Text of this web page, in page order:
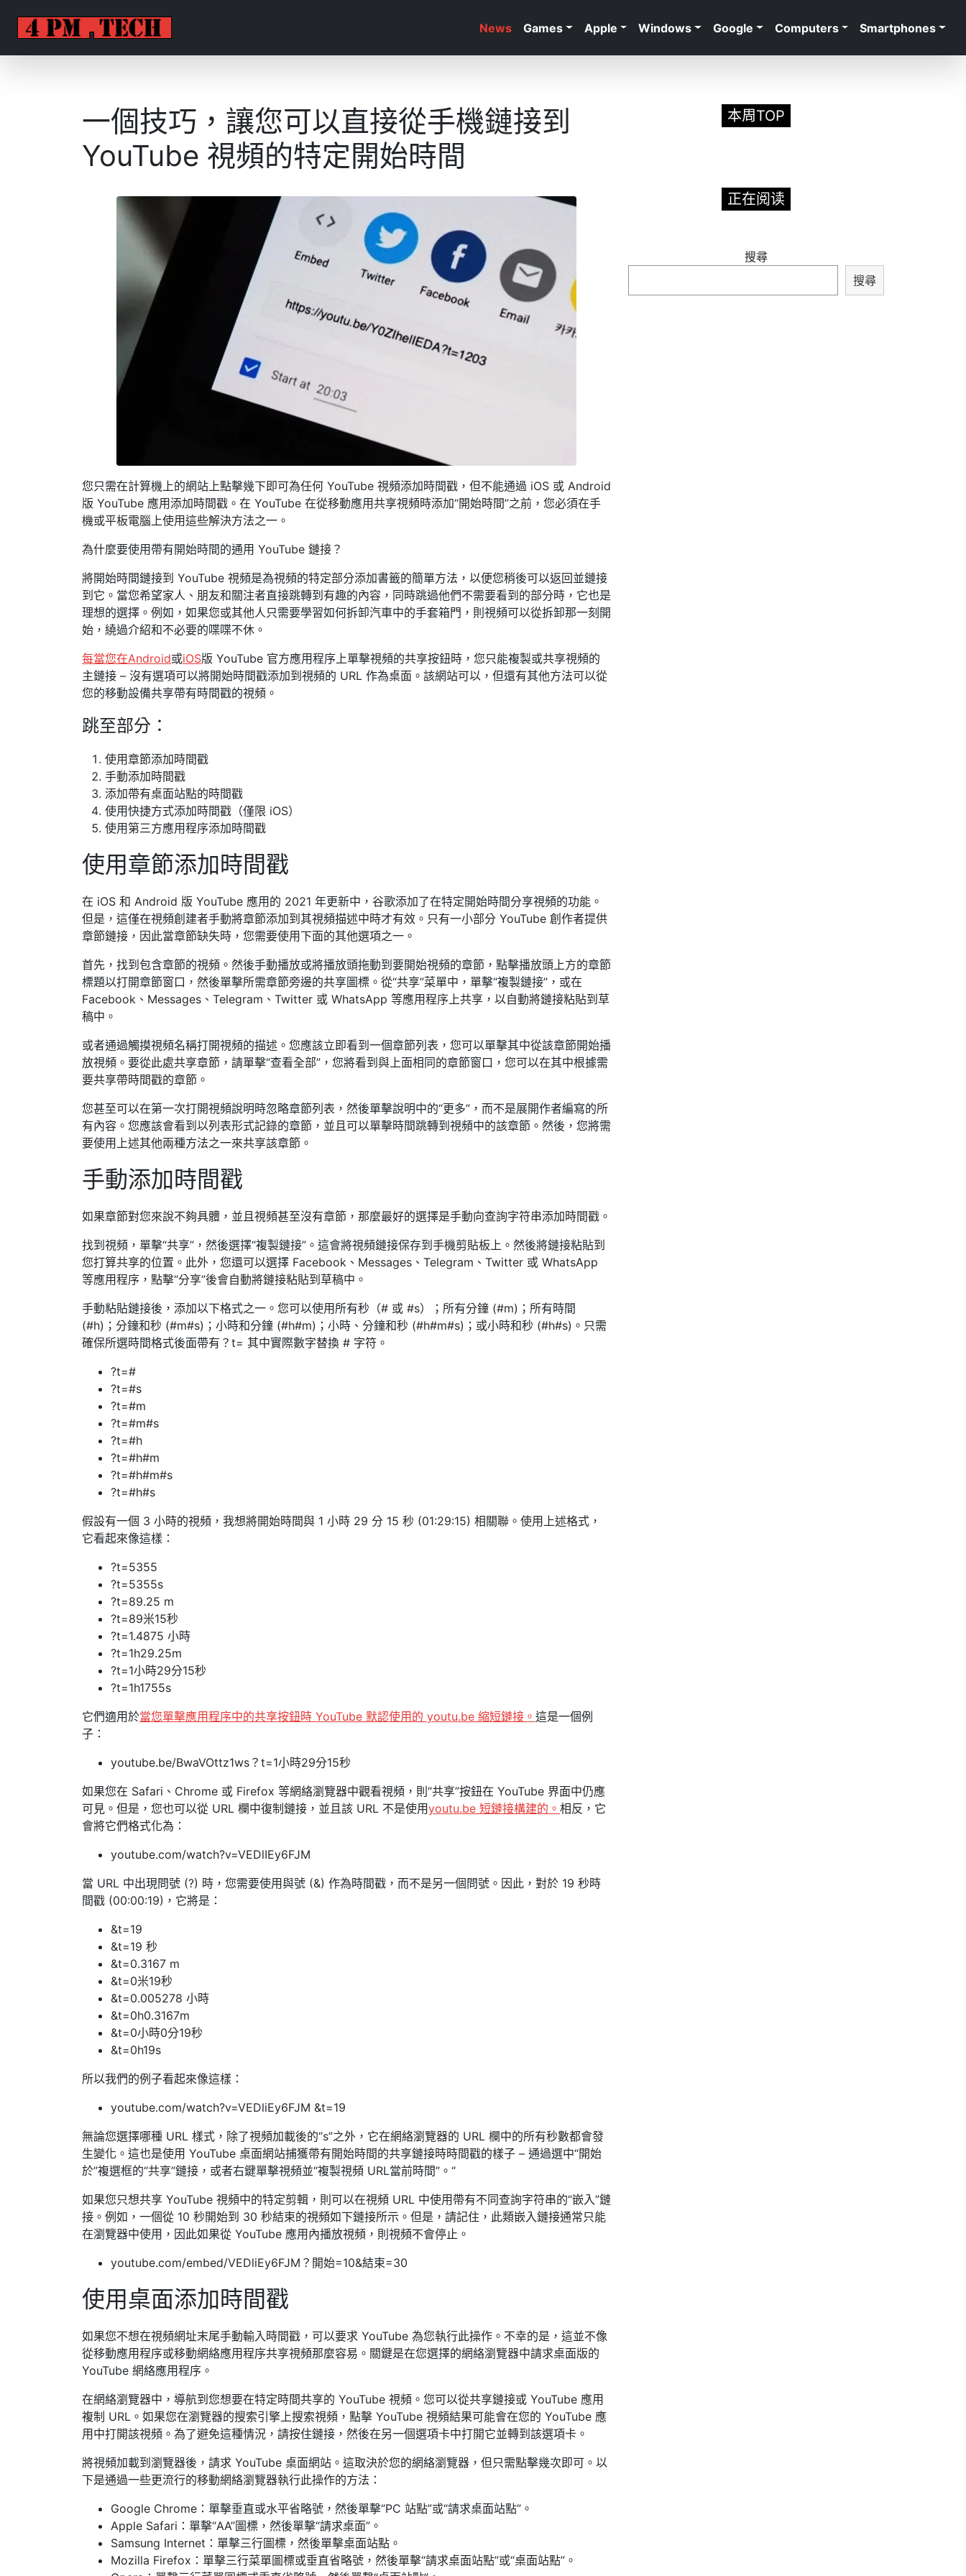
News Games Apple Windows Google Computers Smartphones
一個技巧，讓您可以直接從手機鏈接到
YouTube 視頻的特定開始時間
您只需在計算機上的網站上點擊幾下即可為任何 YouTube 視頻添加時間戳，但不能通過 iOS 或 Android
版 YouTube 應用添加時間戳。在 YouTube 在從移動應用共享視頻時添加“開始時間”之前，您必須在手
機或平板電腦上使用這些解決方法之一。
為什麼要使用帶有開始時間的通用 YouTube 鏈接？
將開始時間鏈接到 YouTube 視頻是為視頻的特定部分添加書籤的簡單方法，以便您稍後可以返回並鏈接
到它。當您希望家人、朋友和關注者直接跳轉到有趣的內容，同時跳過他們不需要看到的部分時，它也是
理想的選擇。例如，如果您或其他人只需要學習如何拆卸汽車中的手套箱門，則視頻可以從拆卸那一刻開
始，繞過介紹和不必要的喋喋不休。
每當您在Android或iOS版 YouTube 官方應用程序上單擊視頻的共享按鈕時，您只能複製或共享視頻的
主鏈接 – 沒有選項可以將開始時間戳添加到視頻的 URL 作為桌面。該網站可以，但還有其他方法可以從
您的移動設備共享帶有時間戳的視頻。
跳至部分：
使用章節添加時間戳
手動添加時間戳
添加帶有桌面站點的時間戳
使用快捷方式添加時間戳（僅限 iOS）
使用第三方應用程序添加時間戳
使用章節添加時間戳
在 iOS 和 Android 版 YouTube 應用的 2021 年更新中，谷歌添加了在特定開始時間分享視頻的功能。
但是，這僅在視頻創建者手動將章節添加到其視頻描述中時才有效。只有一小部分 YouTube 創作者提供
章節鏈接，因此當章節缺失時，您需要使用下面的其他選項之一。
首先，找到包含章節的視頻。然後手動播放或將播放頭拖動到要開始視頻的章節，點擊播放頭上方的章節
標題以打開章節窗口，然後單擊所需章節旁邊的共享圖標。從“共享”菜單中，單擊“複製鏈接”，或在
Facebook、Messages、Telegram、Twitter 或 WhatsApp 等應用程序上共享，以自動將鏈接粘貼到草
稿中。
或者通過觸摸視頻名稱打開視頻的描述。您應該立即看到一個章節列表，您可以單擊其中從該章節開始播
放視頻。要從此處共享章節，請單擊“查看全部”，您將看到與上面相同的章節窗口，您可以在其中根據需
要共享帶時間戳的章節。
您甚至可以在第一次打開視頻說明時忽略章節列表，然後單擊說明中的“更多”，而不是展開作者編寫的所
有內容。您應該會看到以列表形式記錄的章節，並且可以單擊時間跳轉到視頻中的該章節。然後，您將需
要使用上述其他兩種方法之一來共享該章節。
手動添加時間戳
如果章節對您來說不夠具體，並且視頻甚至沒有章節，那麼最好的選擇是手動向查詢字符串添加時間戳。
找到視頻，單擊“共享”，然後選擇“複製鏈接”。這會將視頻鏈接保存到手機剪貼板上。然後將鏈接粘貼到
您打算共享的位置。此外，您還可以選擇 Facebook、Messages、Telegram、Twitter 或 WhatsApp
等應用程序，點擊“分享”後會自動將鏈接粘貼到草稿中。
手動粘貼鏈接後，添加以下格式之一。您可以使用所有秒（# 或 #s）；所有分鐘 (#m)；所有時間
(#h)；分鐘和秒 (#m#s)；小時和分鐘 (#h#m)；小時、分鐘和秒 (#h#m#s)；或小時和秒 (#h#s)。只需
確保所選時間格式後面帶有？t= 其中實際數字替換 # 字符。
?t=#
?t=#s
?t=#m
?t=#m#s
?t=#h
?t=#h#m
?t=#h#m#s
?t=#h#s
假設有一個 3 小時的視頻，我想將開始時間與 1 小時 29 分 15 秒 (01:29:15) 相關聯。使用上述格式，
它看起來像這樣：
?t=5355
?t=5355s
?t=89.25 m
?t=89米15秒
?t=1.4875 小時
?t=1h29.25m
?t=1小時29分15秒
?t=1h1755s
它們適用於當您單擊應用程序中的共享按鈕時 YouTube 默認使用的 youtu.be 縮短鏈接。 這是一個例
子：
youtube.be/BwaVOttz1ws？t=1小時29分15秒
如果您在 Safari、Chrome 或 Firefox 等網絡瀏覽器中觀看視頻，則“共享”按鈕在 YouTube 界面中仍應
可見。但是，您也可以從 URL 欄中復制鏈接，並且該 URL 不是使用youtu.be 短鏈接構建的。 相反，它
會將它們格式化為：
youtube.com/watch?v=VEDlIEy6FJM
當 URL 中出現問號 (?) 時，您需要使用與號 (&) 作為時間戳，而不是另一個問號。因此，對於 19 秒時
間戳 (00:00:19)，它將是：
&t=19
&t=19 秒
&t=0.3167 m
&t=0米19秒
&t=0.005278 小時
&t=0h0.3167m
&t=0小時0分19秒
&t=0h19s
所以我們的例子看起來像這樣：
youtube.com/watch?v=VEDliEy6FJM &t=19
無論您選擇哪種 URL 樣式，除了視頻加載後的“s”之外，它在網絡瀏覽器的 URL 欄中的所有秒數都會發
生變化。這也是使用 YouTube 桌面網站捕獲帶有開始時間的共享鏈接時時間戳的樣子 – 通過選中“開始
於”複選框的“共享”鏈接，或者右鍵單擊視頻並“複製視頻 URL當前時間”。“
如果您只想共享 YouTube 視頻中的特定剪輯，則可以在視頻 URL 中使用帶有不同查詢字符串的“嵌入”鏈
接。例如，一個從 10 秒開始到 30 秒結束的視頻如下鏈接所示。但是，請記住，此類嵌入鏈接通常只能
在瀏覽器中使用，因此如果從 YouTube 應用內播放視頻，則視頻不會停止。
youtube.com/embed/VEDliEy6FJM？開始=10&結束=30
使用桌面添加時間戳
如果您不想在視頻網址末尾手動輸入時間戳，可以要求 YouTube 為您執行此操作。不幸的是，這並不像
從移動應用程序或移動網絡應用程序共享視頻那麼容易。關鍵是在您選擇的網絡瀏覽器中請求桌面版的
YouTube 網絡應用程序。
在網絡瀏覽器中，導航到您想要在特定時間共享的 YouTube 視頻。您可以從共享鏈接或 YouTube 應用
複制 URL。如果您在瀏覽器的搜索引擎上搜索視頻，點擊 YouTube 視頻結果可能會在您的 YouTube 應
用中打開該視頻。為了避免這種情況，請按住鏈接，然後在另一個選項卡中打開它並轉到該選項卡。
將視頻加載到瀏覽器後，請求 YouTube 桌面網站。這取決於您的網絡瀏覽器，但只需點擊幾次即可。以
下是通過一些更流行的移動網絡瀏覽器執行此操作的方法：
Google Chrome：單擊垂直或水平省略號，然後單擊“PC 站點”或“請求桌面站點”。
Apple Safari：單擊“AA”圖標，然後單擊“請求桌面”。
Samsung Internet：單擊三行圖標，然後單擊桌面站點。
Mozilla Firefox：單擊三行菜單圖標或垂直省略號，然後單擊“請求桌面站點”或“桌面站點”。
本周TOP
正在阅读
搜尋
搜尋